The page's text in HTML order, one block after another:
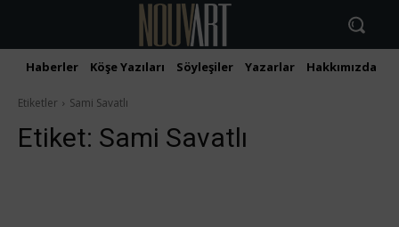
Haberler Köşe Yazıları Söyleşiler Yazarlar Hakkımızda
Etiketler Sami Savatlı
Etiket: Sami Savatlı